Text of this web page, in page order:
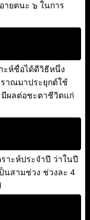
ายตนะ ๖ ในการ
ะห์ชื่อได้ดีวิธีหนึ่ง
าณมาประยุกต์ใช้
ผลต่อชะตาชีวิตแก่
าะห์ประจำปี ว่าในปี
นสามช่วง ช่วงละ 4